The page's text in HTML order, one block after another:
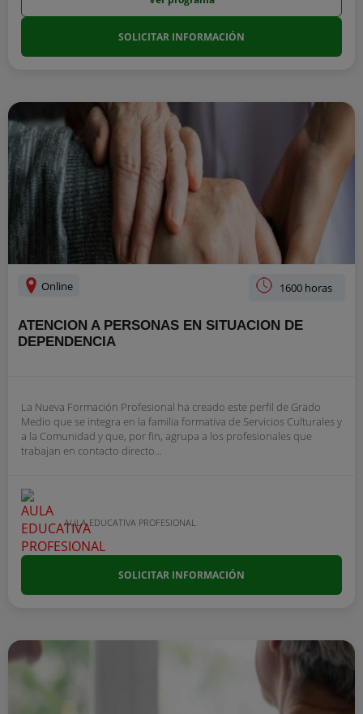
SOLICITAR INFORMACIÓN
Online 1600 horas
ATENCION A PERSONAS EN SITUACION DE
DEPENDENCIA
La Nueva Formación Profesional ha creado este perfil de Grado
Medio que se integra en la familia formativa de Servicios Culturales y
a la Comunidad y que, por fin, agrupa a los profesionales que
trabajan en contacto directo...
AULA EDUCATIVA PROFESIONAL
SOLICITAR INFORMACIÓN